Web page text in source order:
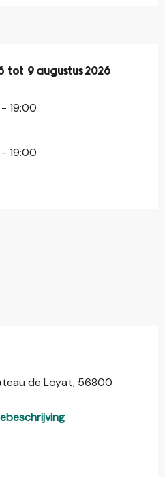
tot 9 augustus 2026
tot 9 augustus 2026
19:00
19:00
de Loyat, 56800